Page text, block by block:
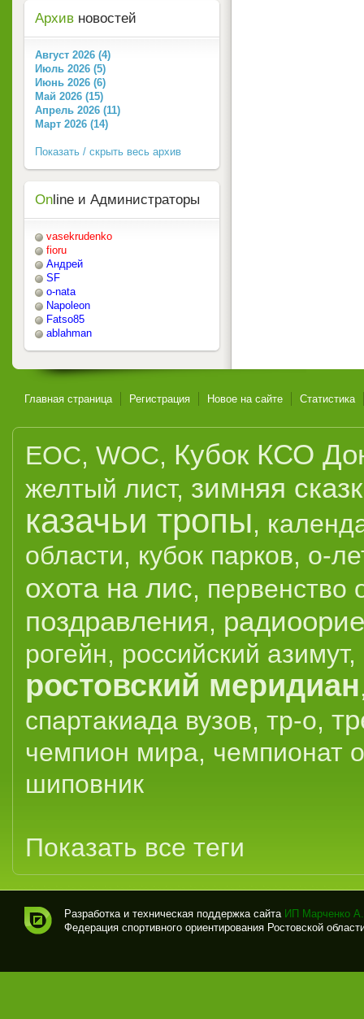
Архив новостей
Август 2026 (4)
Июль 2026 (5)
Июнь 2026 (6)
Май 2026 (15)
Апрель 2026 (11)
Март 2026 (14)
Показать / скрыть весь архив
On line и Администраторы
vasekrudenko
fioru
Андрей
SF
o-nata
Napoleon
Fatso85
ablahman
Главная страница Регистрация Новое на сайте Статистика
EOC, WOC, Кубок КСО
желтый лист, зимняя
казачьи тропы,
области, кубок парков, о-
охота на лис, первенство
поздравления,
рогейн, российский азимут,
ростовский меридиан
спартакиада вузов, тр-о,
чемпион мира, чемпионат
шиповник
Показать все теги
вно
Разработка и техническая поддержка сайта ИП Марченко
Федерация спортивного ориентирования Ростовской